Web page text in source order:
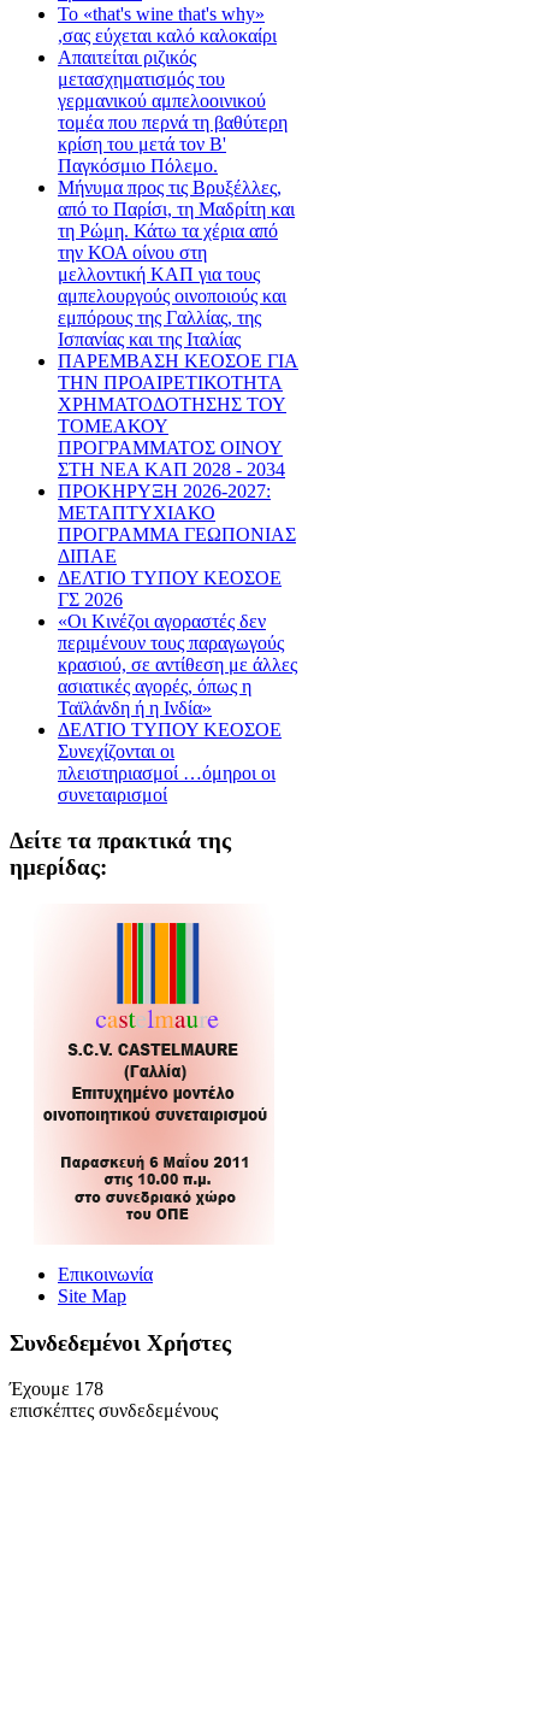
Το «that's wine that's why»
,σας εύχεται καλό καλοκαίρι
Απαιτείται ριζικός
μετασχηματισμός του
γερμανικού αμπελοοινικού
τομέα που περνά τη βαθύτερη
κρίση του μετά τον Β'
Παγκόσμιο Πόλεμο.
Μήνυμα προς τις Βρυξέλλες,
από το Παρίσι, τη Μαδρίτη και
τη Ρώμη. Κάτω τα χέρια από
την ΚΟΑ οίνου στη
μελλοντική ΚΑΠ για τους
αμπελουργούς οινοποιούς και
εμπόρους της Γαλλίας, της
Ισπανίας και της Ιταλίας
ΠΑΡΕΜΒΑΣΗ ΚΕΟΣΟΕ ΓΙΑ
ΤΗΝ ΠΡΟΑΙΡΕΤΙΚΟΤΗΤΑ
ΧΡΗΜΑΤΟΔΟΤΗΣΗΣ ΤΟΥ
ΤΟΜΕΑΚΟΥ
ΠΡΟΓΡΑΜΜΑΤΟΣ ΟΙΝΟΥ
ΣΤΗ ΝΕΑ ΚΑΠ 2028 - 2034
ΠΡΟΚΗΡΥΞΗ 2026-2027:
ΜΕΤΑΠΤΥΧΙΑΚΟ
ΠΡΟΓΡΑΜΜΑ ΓΕΩΠΟΝΙΑΣ
ΔΙΠΑΕ
ΔΕΛΤΙΟ ΤΥΠΟΥ ΚΕΟΣΟΕ
ΓΣ 2026
«Οι Κινέζοι αγοραστές δεν
περιμένουν τους παραγωγούς
κρασιού, σε αντίθεση με άλλες
ασιατικές αγορές, όπως η
Ταϊλάνδη ή η Ινδία»
ΔΕΛΤΙΟ ΤΥΠΟΥ ΚΕΟΣΟΕ
Συνεχίζονται οι
πλειστηριασμοί …όμηροι οι
συνεταιρισμοί
Δείτε τα πρακτικά της
ημερίδας:
Επικοινωνία
Site Map
Συνδεδεμένοι Xρήστες
Έχουμε 178
επισκέπτες συνδεδεμένους